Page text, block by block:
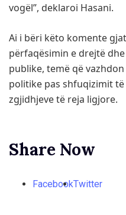
vogël”, deklaroi Hasani.
Ai i bëri këto komente
përfaqësimin e drejtë
publike, temë që
politike pas shfuqizimit
zgjidhjeve të reja ligjore.
Share Now
FacebookTwitter